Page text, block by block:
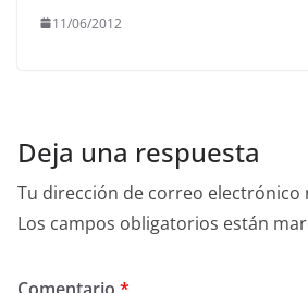
11/06/2012
Deja una respuesta
Tu dirección de correo electrónico
Los campos obligatorios están